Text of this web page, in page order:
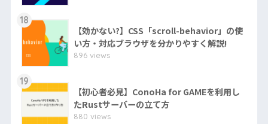
18
【効かない?】CSS「scroll-behavior」の使
い方・対応ブラウザを分かりやすく解説!
896 views
19
【初心者必見】ConoHa for GAMEを利用し
たRustサーバーの立て方
880 views